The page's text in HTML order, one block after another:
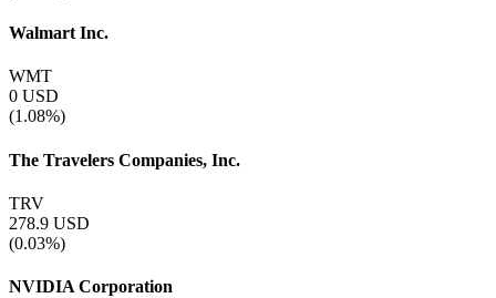
Walmart Inc.
WMT
0 USD
(1.08%)
The Travelers Companies, Inc.
TRV
278.9 USD
(0.03%)
NVIDIA Corporation